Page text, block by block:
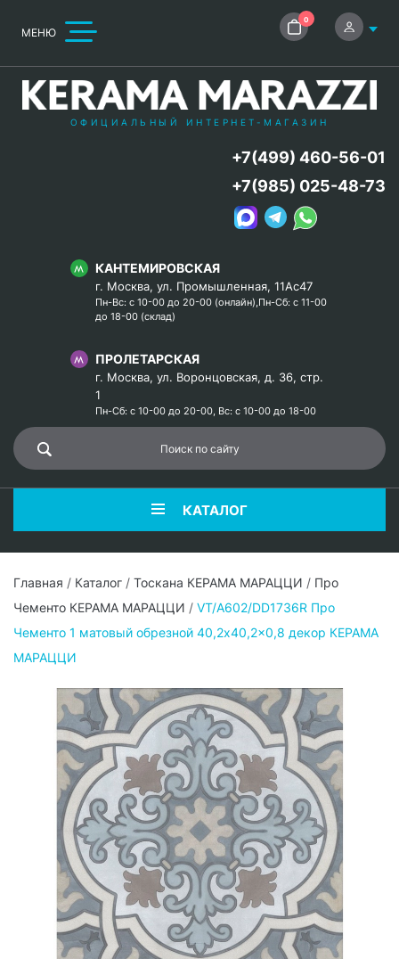
МЕНЮ
0
ОФИЦИАЛЬНЫЙ ИНТЕРНЕТ-МАГАЗИН
КАНТЕМИРОВСКАЯ
г. Москва, ул. Промышленная, 11Ас47
Пн-Вс: с 10-00 до 20-00 (онлайн),Пн-Сб: с 11-00
до 18-00 (склад)
ПРОЛЕТАРСКАЯ
г. Москва, ул. Воронцовская, д. 36, стр.
1
Пн-Сб: с 10-00 до 20-00, Вс: с 10-00 до 18-00
+7(499) 460-56-01
+7(985) 025-48-73
КАТАЛОГ
Главная / Каталог / Тоскана КЕРАМА МАРАЦЦИ / Про
Чементо КЕРАМА МАРАЦЦИ / VT/A602/DD1736R Про
Чементо 1 матовый обрезной 40,2x40,2x0,8 декор КЕРАМА
МАРАЦЦИ